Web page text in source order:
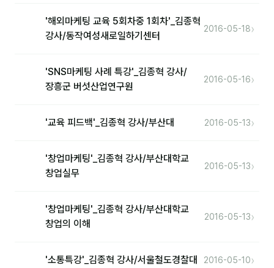
담당자·교육생 피드백
온라인강의 수강 후기
전체 도구
'해외마케팅 교육 5회차중 1회차'_김종혁
강사/동작여성새로일하기센터
2016-05-18›
'SNS마케팅 사례 특강'_김종혁 강사/
장흥군 버섯산업연구원
2016-05-16›
'교육 피드백'_김종혁 강사/부산대 2016-05-13›
'창업마케팅'_김종혁 강사/부산대학교
창업실무
2016-05-13›
'창업마케팅'_김종혁 강사/부산대학교
창업의 이해
2016-05-13›
'소통특강'_김종혁 강사/서울철도경찰대 2016-05-10›